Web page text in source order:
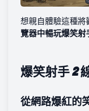
想親自體驗這種將
覽器中暢玩爆笑射
爆笑射手 2
從網路爆紅的